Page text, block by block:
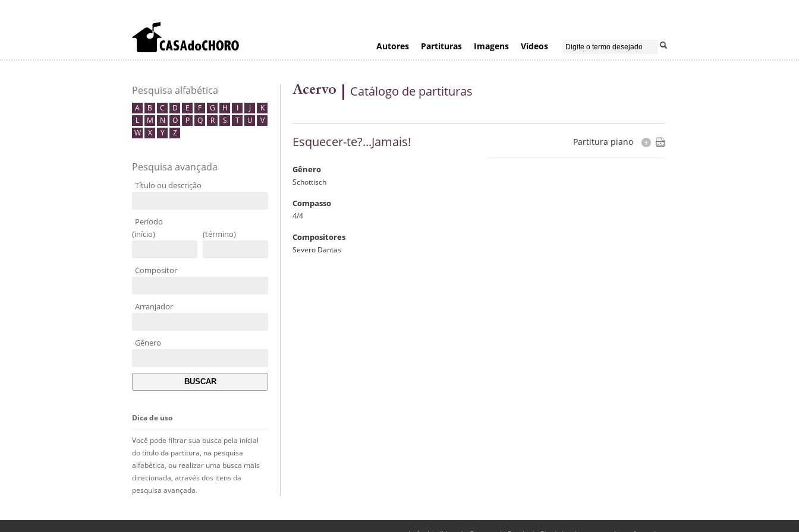
Autores Partituras Imagens Vídeos
Pesquisa alfabética
A B C D E F G H I J
K
L
M N O P Q R S T U
V
W
X Y Z
Pesquisa avançada
Título ou descrição
Período
(início)
(término)
Compositor
Arranjador
Gênero
Dica de uso
Você pode filtrar sua busca pela inicial
do título da partitura, na pesquisa
alfabética, ou realizar uma busca mais
direcionada, através dos itens da
pesquisa avançada.
Acervo Catálogo de partituras
Esquecer-te?...Jamais!
Gênero
Schottisch
Compasso
4/4
Compositores
Severo Dantas
Partitura piano +